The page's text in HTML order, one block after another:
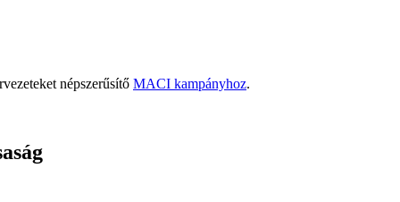
népszerűsítő MACI kampányhoz.